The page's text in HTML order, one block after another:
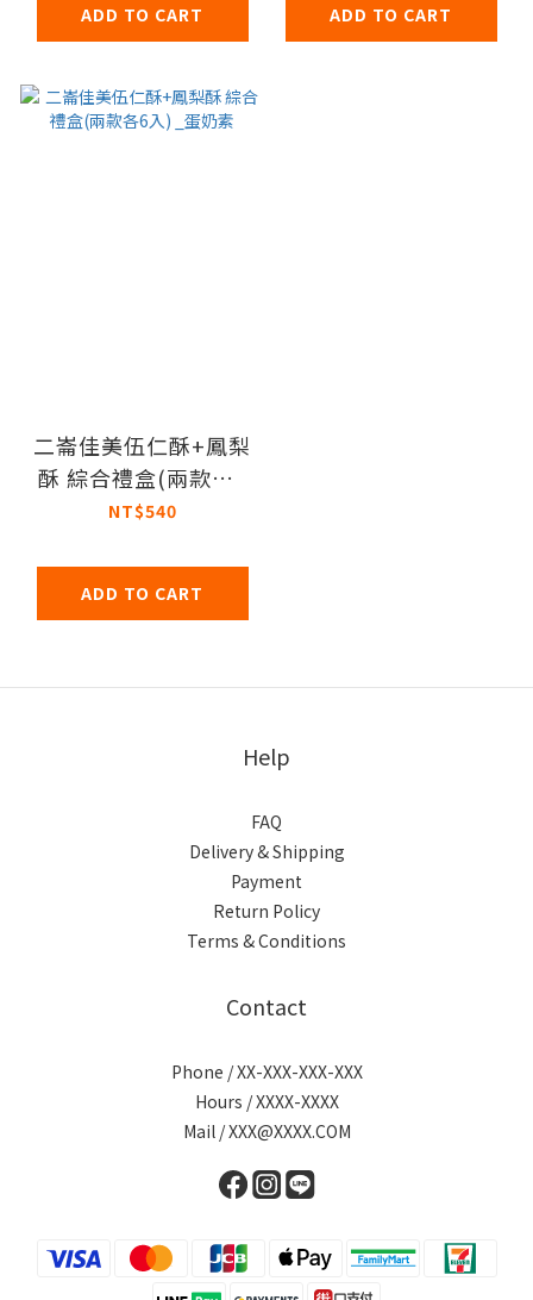
ADD TO CART ADD TO CART
二崙佳美伍仁酥+鳳梨
酥 綜合禮盒(兩款各6
入) _蛋奶素
NT$540
ADD TO CART
Help
FAQ
Delivery & Shipping
Payment
Return Policy
Terms & Conditions
Contact
Phone / XX-XXX-XXX-XXX
Hours / XXXX-XXXX
Mail / XXX@XXXX.COM